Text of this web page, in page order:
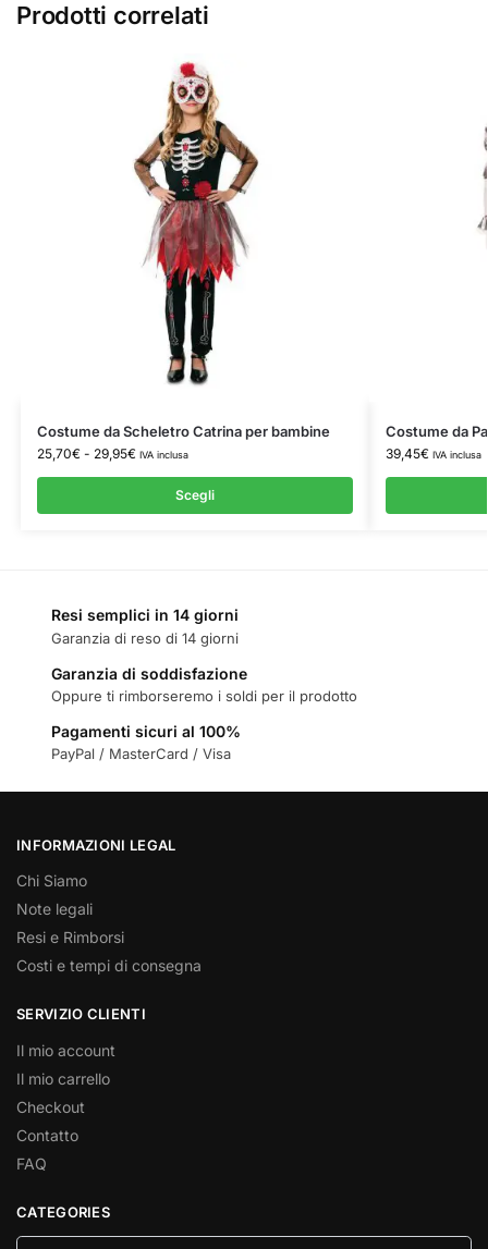
Prodotti correlati
Costume da Scheletro Catrina per bambine
25,70€ - 29,95€ IVA inclusa
Scegli
Costume da
39,45€ IVA inclusa
Resi semplici in 14 giorni
Garanzia di reso di 14 giorni
Garanzia di soddisfazione
Oppure ti rimborseremo i soldi per il prodotto
Pagamenti sicuri al 100%
PayPal / MasterCard / Visa
INFORMAZIONI LEGAL
Chi Siamo
Note legali
Resi e Rimborsi
Costi e tempi di consegna
SERVIZIO CLIENTI
Il mio account
Il mio carrello
Checkout
Contatto
FAQ
CATEGORIES